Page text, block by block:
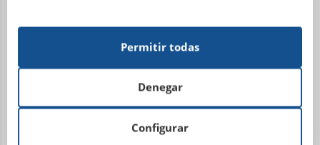
Configurar
Denegar
Permitir todas